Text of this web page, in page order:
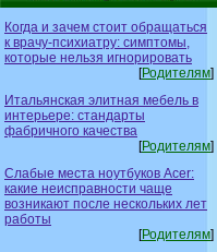
Когда и зачем стоит обращаться
к врачу-психиатру: симптомы,
которые нельзя игнорировать
[Родителям]
Итальянская элитная мебель в
интерьере: стандарты
фабричного качества
[Родителям]
Слабые места ноутбуков Acer:
какие неисправности чаще
возникают после нескольких лет
работы
[Родителям]